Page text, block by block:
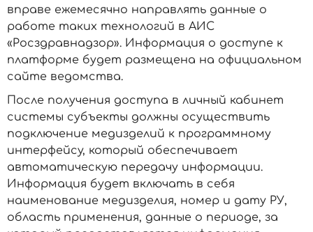
вправе ежемесячно направлять данные о
работе таких технологий в АИС
«Росздравнадзор». Информация о доступе к
платформе будет размещена на официальном
сайте ведомства.
После получения доступа в личный кабинет
системы субъекты должны осуществить
подключение медизделий к программному
интерфейсу, который обеспечивает
автоматическую передачу информации.
Информация будет включать в себя
наименование медизделия, номер и дату РУ,
область применения, данные о периоде, за